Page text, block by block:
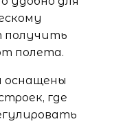
получить
полета.
оснащены
где